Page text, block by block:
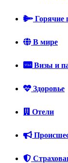
Горячие
В мире
Визы и
Здоровье
Отели